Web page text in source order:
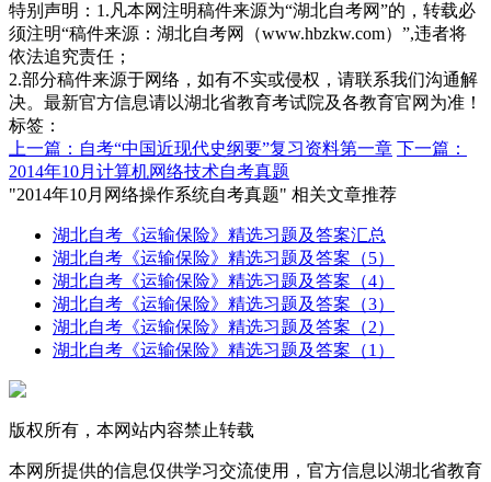
特别声明：1.凡本网注明稿件来源为“湖北自考网”的，转载必
须注明“稿件来源：湖北自考网（www.hbzkw.com）”,违者将
依法追究责任；
2.部分稿件来源于网络，如有不实或侵权，请联系我们沟通解
决。最新官方信息请以湖北省教育考试院及各教育官网为准！
标签：
上一篇：自考“中国近现代史纲要”复习资料第一章 下一篇：
2014年10月计算机网络技术自考真题
"2014年10月网络操作系统自考真题" 相关文章推荐
湖北自考《运输保险》精选习题及答案汇总
湖北自考《运输保险》精选习题及答案（5）
湖北自考《运输保险》精选习题及答案（4）
湖北自考《运输保险》精选习题及答案（3）
湖北自考《运输保险》精选习题及答案（2）
湖北自考《运输保险》精选习题及答案（1）
版权所有，本网站内容禁止转载
本网所提供的信息仅供学习交流使用，官方信息以湖北省教育